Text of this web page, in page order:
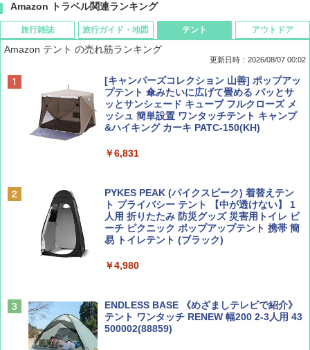
Amazon トラベル関連ランキング
旅行雑誌
ディズニーファン ２０２６年 ９月号 [雑
誌] (ＤＩＳＮＥＹ ＦＡＮ)
￥713
￥1,500
旅行ガイド・地図
D40 地球の歩き方 チェンマイ タイ北部の魅
力的な町 2026～2027 地球の歩き方D アジア
￥2,079
￥2,479
テント
Amazon テント の売れ筋ランキング
更新日時：2026/08/07 00:02
[キャンパーズコレクション 山善] ポップアッ
プテント 傘みたいに広げて畳める パッとサ
ッとサンシェード キューブ フルクローズ メ
ッシュ 簡単設置 ワンタッチテント キャンプ
&ハイキング カーキ PATC-150(KH)
￥6,831
PYKES PEAK (パイクスピーク) 着替えテン
ト プライバシー テント 【中が透けない】 1
人用 折りたたみ 防災グッズ 災害用トイレ ビ
ーチ ピクニック ポップアップテント 携帯 簡
易 トイレテント (ブラック)
￥4,980
ENDLESS BASE 《めざましテレビで紹介》
テント ワンタッチ RENEW 幅200 2-3人用 43
500002(88859)
アウトドア